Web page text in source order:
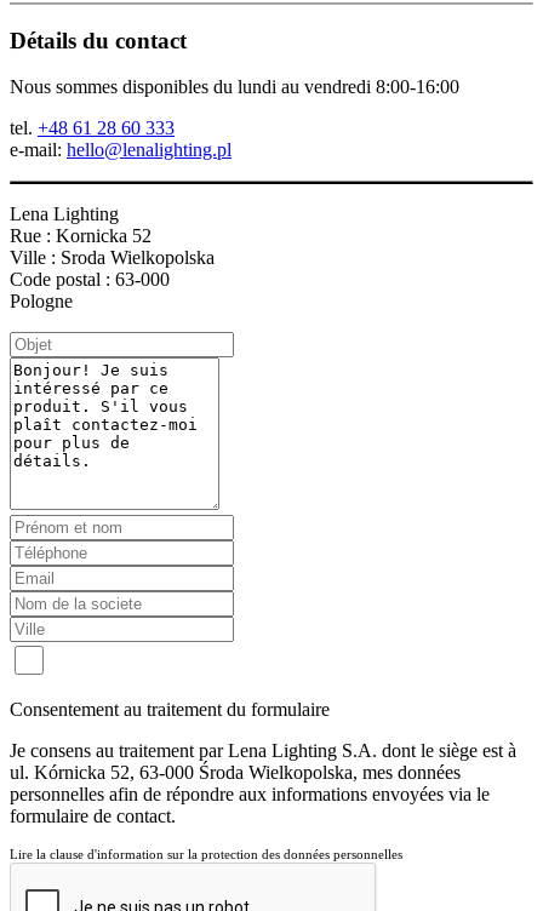
Détails du contact
Nous sommes disponibles du lundi au vendredi 8:00-16:00
tel. +48 61 28 60 333
e-mail: hello@lenalighting.pl
Lena Lighting
Rue : Kornicka 52
Ville : Sroda Wielkopolska
Code postal : 63-000
Pologne
Consentement au traitement du formulaire
Je consens au traitement par Lena Lighting S.A. dont le siège est à
ul. Kórnicka 52, 63-000 Środa Wielkopolska, mes données
personnelles afin de répondre aux informations envoyées via le
formulaire de contact.
Lire la clause d'information sur la protection des données personnelles